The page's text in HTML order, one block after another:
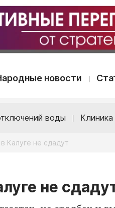
новости
воды Клиника
Калуге не сдадут
не